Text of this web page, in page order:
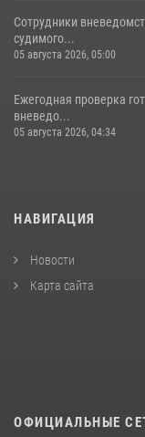
Сотрудники
судимого...
05 августа 2026, 05:00
Ежегодная проверка
вневедо...
05 августа 2026, 04:34
НАВИГАЦИЯ
Новости
Карта сайта
ОФИЦИАЛЬНЫЕ